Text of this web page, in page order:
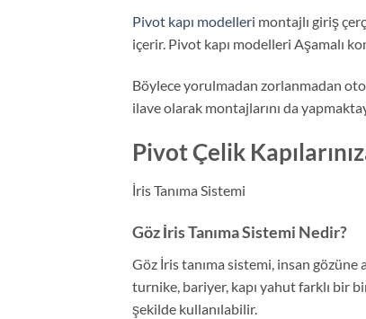
Pivot kapı modelleri montajlı giriş
içerir. Pivot kapı modelleri Aşamalı
Böylece yorulmadan zorlanmadan
ilave olarak montajlarını da
Pivot Çelik
İris Tanıma Sistemi
Göz İris Tanıma Sistemi Nedir?
Göz İris tanıma sistemi, insan gözüne
turnike, bariyer, kapı yahut farklı bir
şekilde kullanılabilir.